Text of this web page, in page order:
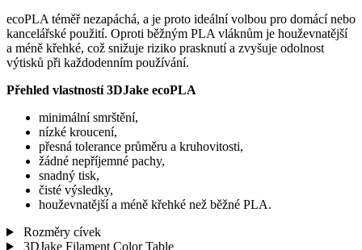
ecoPLA téměř nezapáchá, a je proto ideální volbou pro domácí nebo
kancelářské použití. Oproti běžným PLA vláknům je houževnatější
a méně křehké, což snižuje riziko prasknutí a zvyšuje odolnost
výtisků při každodenním používání.
Přehled vlastností 3DJake ecoPLA
minimální smrštění,
nízké kroucení,
přesná tolerance průměru a kruhovitosti,
žádné nepříjemné pachy,
snadný tisk,
čisté výsledky,
houževnatější a méně křehké než běžné PLA.
Rozměry cívek
3DJake Filament Color Table